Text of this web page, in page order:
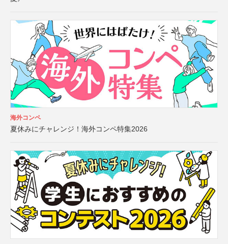
海外コンペ
夏休みにチャレンジ！海外コンペ特集2026